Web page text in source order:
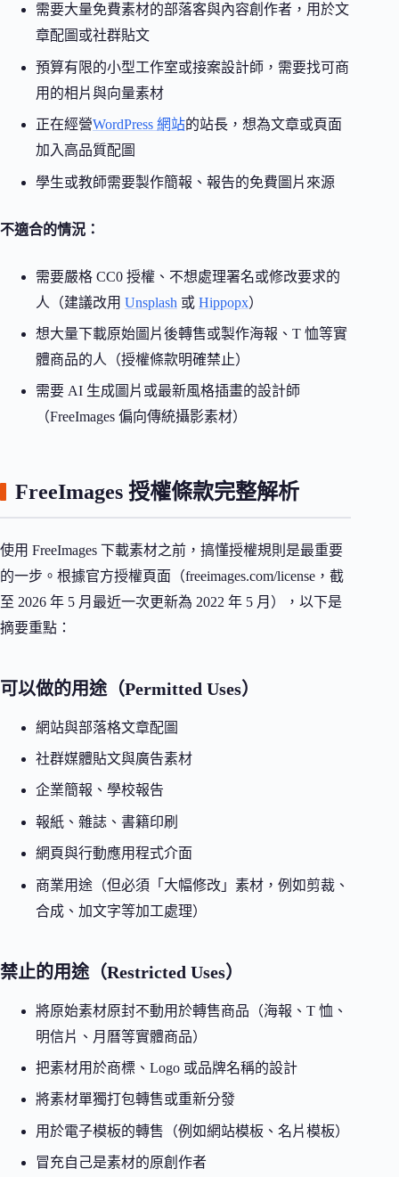
需要大量免費素材的部落客與內容創作者，用於文
章配圖或社群貼文
預算有限的小型工作室或接案設計師，需要找可商
用的相片與向量素材
正在經營WordPress 網站的站長，想為文章或頁面
加入高品質配圖
學生或教師需要製作簡報、報告的免費圖片來源
不適合的情況：
需要嚴格 CC0 授權、不想處理署名或修改要求的
人（建議改用 Unsplash 或 Hippopx）
想大量下載原始圖片後轉售或製作海報、T 恤等實
體商品的人（授權條款明確禁止）
需要 AI 生成圖片或最新風格插畫的設計師
（FreeImages 偏向傳統攝影素材）
FreeImages 授權條款完整解析
使用 FreeImages 下載素材之前，搞懂授權規則是最重要
的一步。根據官方授權頁面（freeimages.com/license，截
至 2026 年 5 月最近一次更新為 2022 年 5 月），以下是
摘要重點：
可以做的用途（Permitted Uses）
網站與部落格文章配圖
社群媒體貼文與廣告素材
企業簡報、學校報告
報紙、雜誌、書籍印刷
網頁與行動應用程式介面
商業用途（但必須「大幅修改」素材，例如剪裁、
合成、加文字等加工處理）
禁止的用途（Restricted Uses）
將原始素材原封不動用於轉售商品（海報、T 恤、
明信片、月曆等實體商品）
把素材用於商標、Logo 或品牌名稱的設計
將素材單獨打包轉售或重新分發
用於電子模板的轉售（例如網站模板、名片模板）
冒充自己是素材的原創作者